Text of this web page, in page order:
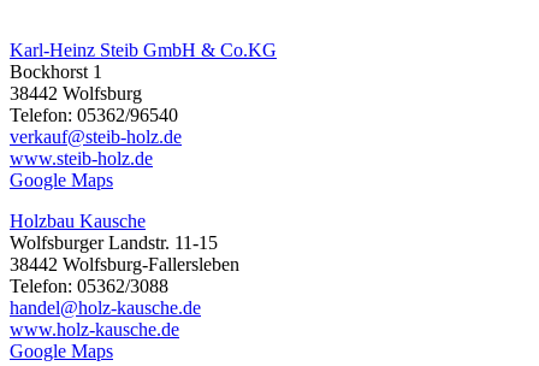
Karl-Heinz Steib GmbH & Co.KG
Bockhorst 1
38442 Wolfsburg
Telefon: 05362/96540
verkauf@steib-holz.de
www.steib-holz.de
Google Maps
Holzbau Kausche
Wolfsburger Landstr. 11-15
38442 Wolfsburg-Fallersleben
Telefon: 05362/3088
handel@holz-kausche.de
www.holz-kausche.de
Google Maps